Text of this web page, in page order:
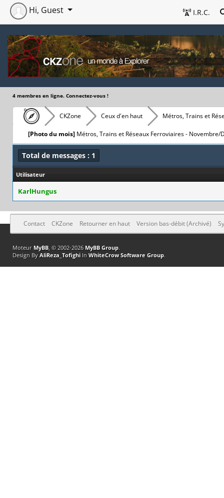
I.R.C.
Hi, Guest
4 membres en ligne. Connectez-vous !
CKZone Ceux d'en haut Métros, Trains et
[Photo du mois] Métros, Trains et Réseaux Ferroviaires - Novembre/
Total de messages : 1
Utilisateur
KarlHungus
Contact CKZone Retourner en haut Version bas-débit (Archivé)
Moteur MyBB, © 2002-2026 MyBB Group.
Design By AliReza_TofighiIn WhiteCrow Software Group.